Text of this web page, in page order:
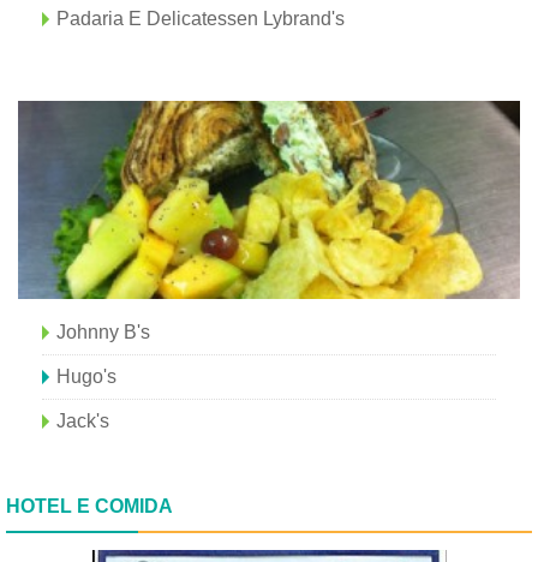
Padaria E Delicatessen Lybrand's
Johnny B's
Hugo's
Jack's
HOTEL E COMIDA